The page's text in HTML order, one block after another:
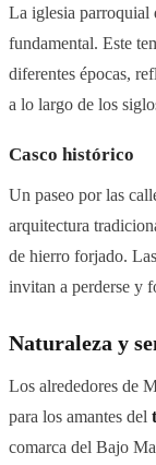
La iglesia parroquial
fundamental. Este
diferentes épocas,
a lo largo de los
Casco histórico
Un paseo por las
arquitectura
de hierro forjado.
invitan a perderse y
Naturaleza y
Los alrededores de
para los amantes del
comarca del Bajo